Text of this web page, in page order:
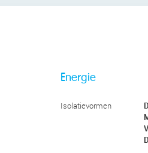
en de
Energie
Isolatievormen